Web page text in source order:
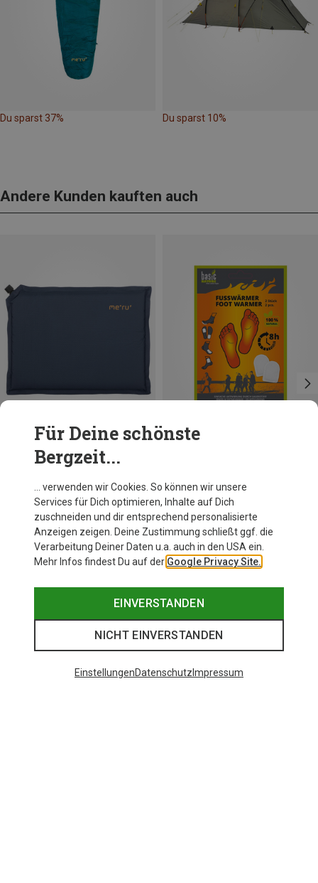
Du sparst 37% Du sparst 10%
Andere Kunden kauften auch
Du sparst 27%
basic Nature
Fußwärmer
1,50 €
Für Deine schönste
Bergzeit...
… verwenden wir Cookies. So können wir unsere
Services für Dich optimieren, Inhalte auf Dich
zuschneiden und dir entsprechend personalisierte
Anzeigen zeigen. Deine Zustimmung schließt ggf. die
Verarbeitung Deiner Daten u.a. auch in den USA ein.
Mehr Infos findest Du auf der Google Privacy Site.
EINVERSTANDEN
NICHT EINVERSTANDEN
EinstellungenDatenschutz Impressum